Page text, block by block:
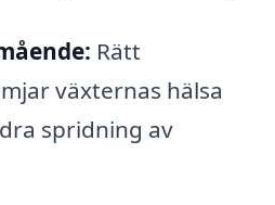
Rätt
växternas hälsa
spridning av